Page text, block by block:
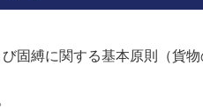
固縛に関する基本原則（貨